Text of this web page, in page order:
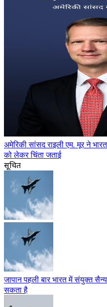
अमेरिकी सांसद राइली एम. मूर ने
को लेकर चिंता जताई
सूचित
जापान पहली बार भारत में संयुक्त
सकता है